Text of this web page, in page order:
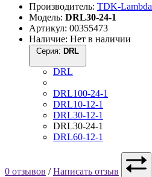
Производитель: TDK-Lambda
Модель: DRL30-24-1
Артикул: 00355473
Наличие: Нет в наличии
Серия:
DRL
DRL100-24-1
DRL10-12-1
DRL30-12-1
DRL30-24-1
DRL60-12-1
0 отзывов /Написать отзыв